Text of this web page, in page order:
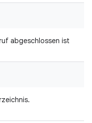
abgeschlossen ist